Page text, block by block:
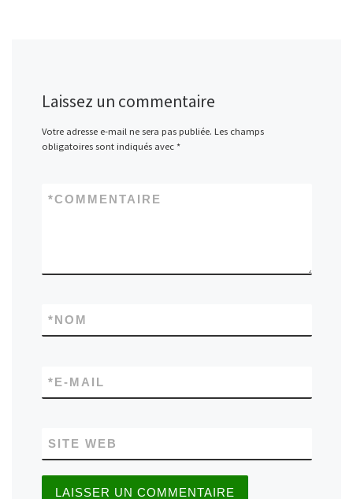
Laissez un commentaire
Votre adresse e-mail ne sera pas publiée. Les champs
obligatoires sont indiqués avec *
COMMENTAIRE
*
NOM
*
E-MAIL
*
SITE WEB